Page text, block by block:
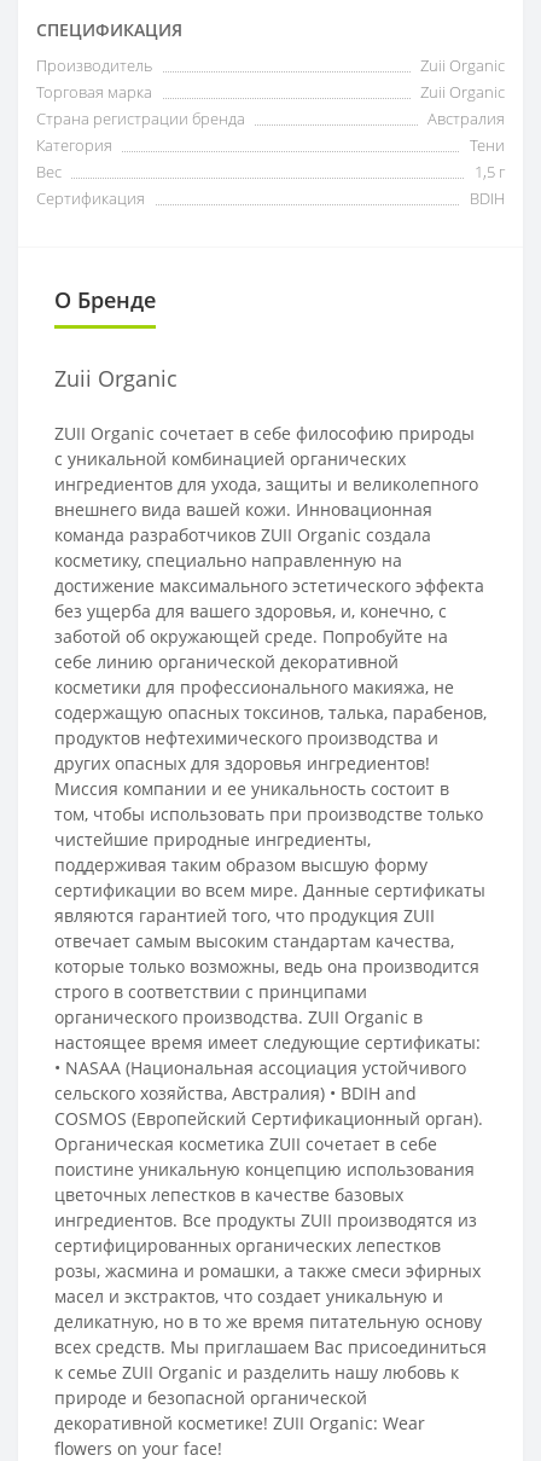
СПЕЦИФИКАЦИЯ
Производитель
Zuii Organic
Торговая марка
Zuii Organic
Страна регистрации бренда
Австралия
Категория
Тени
Вес
1,5 г
Сертификация
BDIH
О Бренде
Zuii Organic
ZUII Organic сочетает в себе философию природы
с уникальной комбинацией органических
ингредиентов для ухода, защиты и великолепного
внешнего вида вашей кожи. Инновационная
команда разработчиков ZUII Organic создала
косметику, специально направленную на
достижение максимального эстетического эффекта
без ущерба для вашего здоровья, и, конечно, с
заботой об окружающей среде. Попробуйте на
себе линию органической декоративной
косметики для профессионального макияжа, не
содержащую опасных токсинов, талька, парабенов,
продуктов нефтехимического производства и
других опасных для здоровья ингредиентов!
Миссия компании и ее уникальность состоит в
том, чтобы использовать при производстве только
чистейшие природные ингредиенты,
поддерживая таким образом высшую форму
сертификации во всем мире. Данные сертификаты
являются гарантией того, что продукция ZUII
отвечает самым высоким стандартам качества,
которые только возможны, ведь она производится
строго в соответствии с принципами
органического производства. ZUII Organic в
настоящее время имеет следующие сертификаты:
• NASAA (Национальная ассоциация устойчивого
сельского хозяйства, Австралия) • BDIH and
COSMOS (Европейский Сертификационный орган).
Органическая косметика ZUII сочетает в себе
поистине уникальную концепцию использования
цветочных лепестков в качестве базовых
ингредиентов. Все продукты ZUII производятся из
сертифицированных органических лепестков
розы, жасмина и ромашки, а также смеси эфирных
масел и экстрактов, что создает уникальную и
деликатную, но в то же время питательную основу
всех средств. Мы приглашаем Вас присоединиться
к семье ZUII Organic и разделить нашу любовь к
природе и безопасной органической
декоративной косметике! ZUII Organic: Wear
flowers on your face!